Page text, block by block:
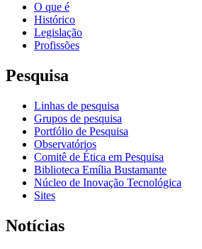
O que é
Histórico
Legislação
Profissões
Pesquisa
Linhas de pesquisa
Grupos de pesquisa
Portfólio de Pesquisa
Observatórios
Comitê de Ética em Pesquisa
Biblioteca Emília Bustamante
Núcleo de Inovação Tecnológica
Sites
Notícias